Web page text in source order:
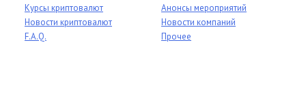
Курсы криптовалют
Новости криптовалют
F.A.Q.
Анонсы мероприятий
Новости компаний
Прочее